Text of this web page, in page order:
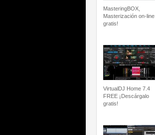
MasteringBOX,
Masterización on-line
gratis!
VirtualDJ Home 7.4
FREE ¡Descárgalo
gratis!